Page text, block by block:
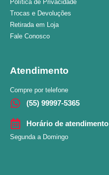
Política de Privacidade
Trocas e Devoluções
Retirada em Loja
Fale Conosco
Atendimento
Compre por telefone
(55) 99997-5365
Horário de atendimento
Segunda a Domingo